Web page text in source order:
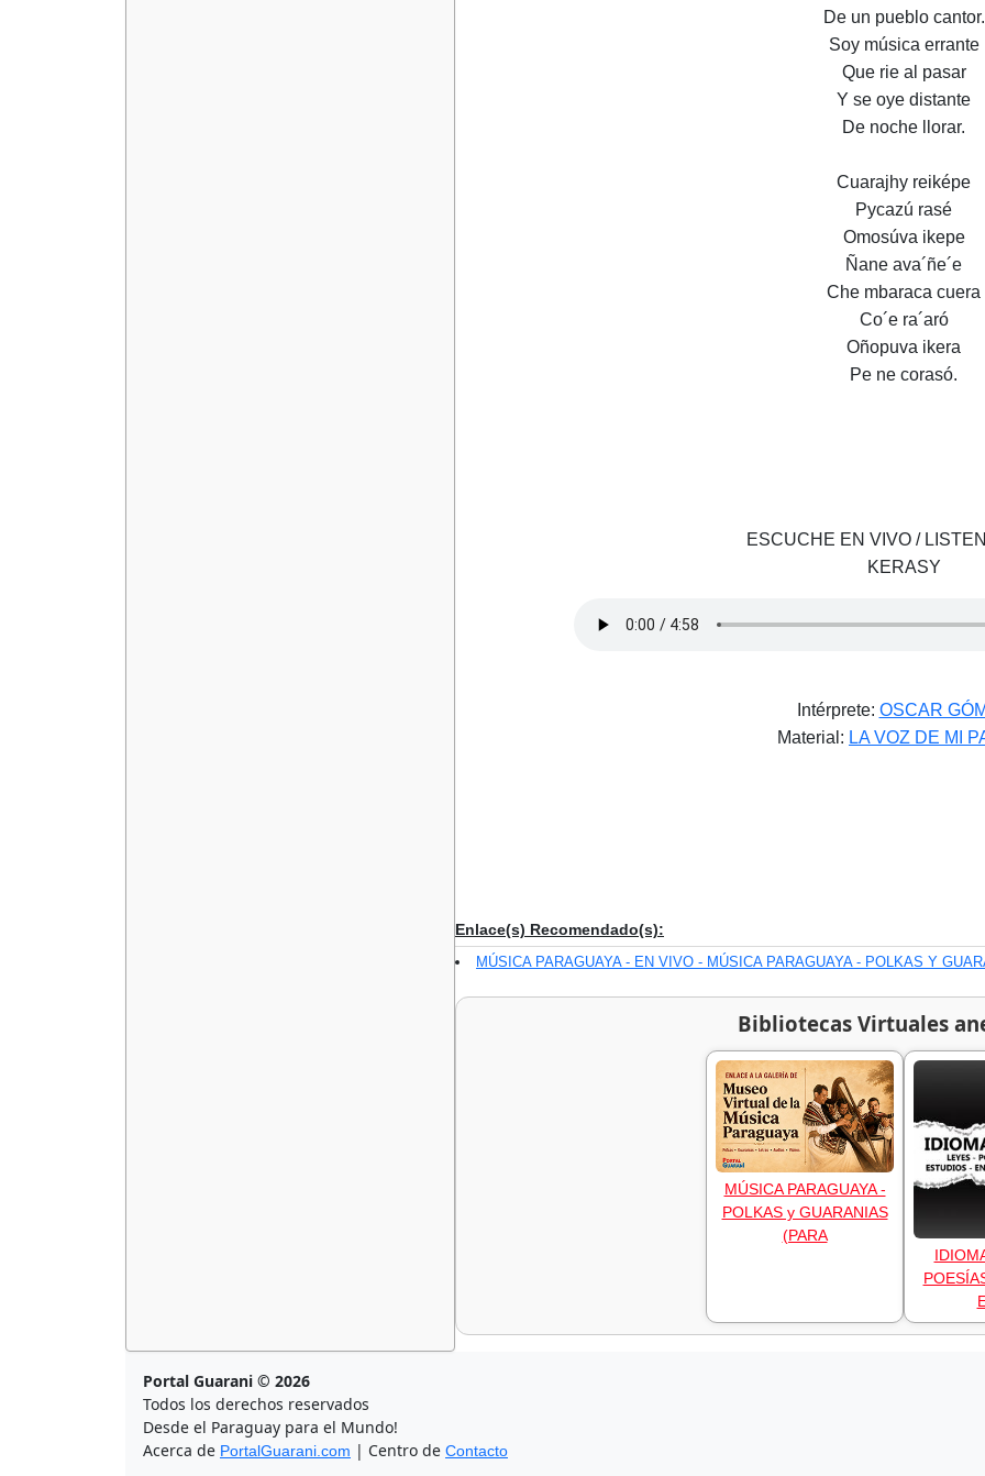
De un pueblo cantor.
Soy música errante
Que rie al pasar
Y se oye distante
De noche llorar.
Cuarajhy reiképe
Pycazú rasé
Omosúva ikepe
Ñane ava´ñe´e
Che mbaraca cuera
Co´e ra´aró
Oñopuva ikera
Pe ne corasó.
ESCUCHE EN VIVO /
KERASY
Intérprete: OSCAR
Material: LA VOZ DE MI
Enlace(s) Recomendado(s):
MÚSICA PARAGUAYA - EN VIVO - MÚSICA PARAGUAYA - POLKAS Y
Bibliotecas Virtuales
MÚSICA PARAGUAYA -
POLKAS y GUARANIAS
(PARA
Portal Guarani © 2026
Todos los derechos reservados
Desde el Paraguay para el Mundo!
Acerca de PortalGuarani.com | Centro de Contacto